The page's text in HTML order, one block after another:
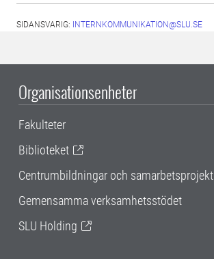
SIDANSVARIG: INTERNKOMMUNIKATION@SLU.SE
Organisationsenheter
Fakulteter
Biblioteket
Centrumbildningar och samarbetsprojekt
Gemensamma verksamhetsstödet
SLU Holding